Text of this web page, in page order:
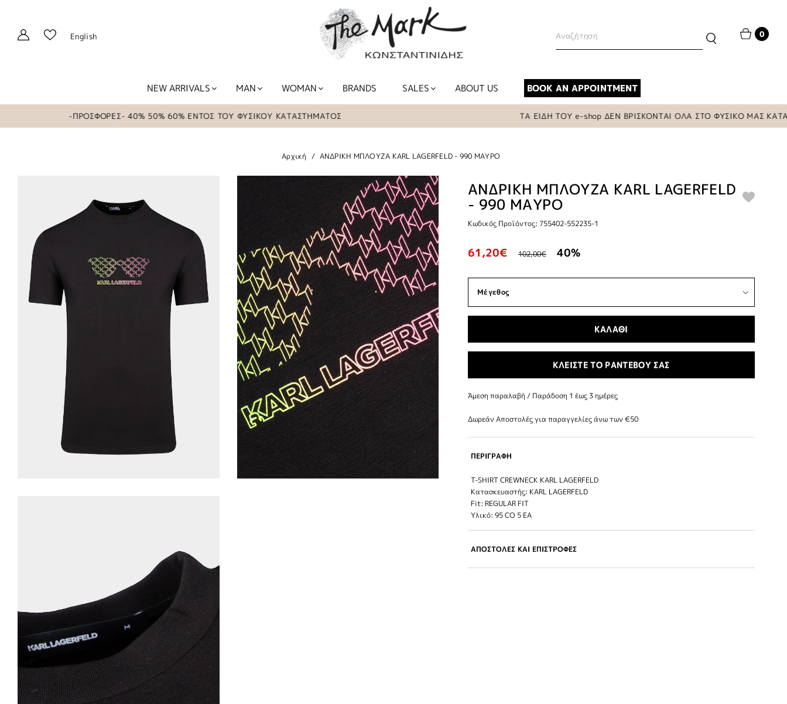
English 0
NEW ARRIVALS MAN WOMAN BRANDS SALES ABOUT US BOOK AN APPOINTMENT
-ΠΡΟΣΦΟΡΕΣ- 40% 50% 60% ΕΝΤΟΣ ΤΟΥ ΦΥΣΙΚΟΥ ΚΑΤΑΣΤΗΜΑΤΟΣ ΤΑ ΕΙΔΗ ΤΟΥ e-shop ΔΕΝ ΒΡΙΣΚΟΝΤΑΙ ΟΛΑ ΣΤΟ ΦΥΣΙΚΟ ΜΑΣ
Αρχική ΑΝΔΡΙΚΗ ΜΠΛΟΥΖΑ KARL LAGERFELD - 990 ΜΑΥΡΟ
ΑΝΔΡΙΚΗ ΜΠΛΟΥΖΑ KARL LAGERFELD
- 990 ΜΑΥΡΟ
Κωδικός Προϊόντος: 755402-552235-1
61,20€ 102,00€ 40%
ΚΑΛΑΘΙ
ΚΛΕΙΣΤΕ ΤΟ ΡΑΝΤΕΒΟΥ ΣΑΣ
Άμεση παραλαβή / Παράδoση 1 έως 3 ημέρες
Δωρεάν Αποστολές για παραγγελίες άνω των €50
ΠΕΡΙΓΡΑΦΗ
T-SHIRT CREWNECK KARL LAGERFELD
Κατασκευαστής: KARL LAGERFELD
Fit: REGULAR FIT
Υλικό: 95 CO 5 EA
ΑΠΟΣΤΟΛΕΣ ΚΑΙ ΕΠΙΣΤΡΟΦΕΣ